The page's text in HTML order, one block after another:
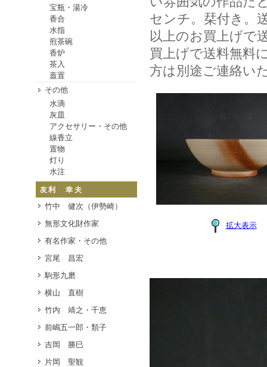
宝瓶・湯冷
香合
水指
煎茶碗
香炉
茶入
蓋置
その他
水滴
灰皿
アクセサリー・その他
線香立
置物
灯り
水注
友利 幸夫
竹中 健次（伊勢崎）
無形文化財作家
有名作家・その他
宮尾 昌宏
駒形九磨
横山 直樹
竹内 靖之・千恵
前嶋五一郎・類子
吉岡 勝巳
片岡 聖観
センチ。栞付き。
以上のお買上げで
買上げで送料無料
方は別途ご連絡い
拡大表示